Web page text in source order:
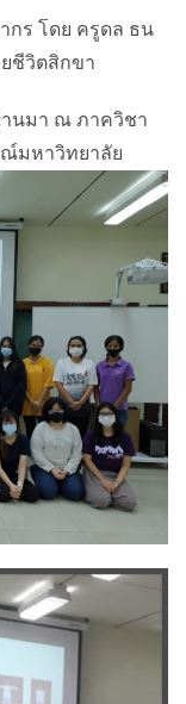
กร โดย ครูดล ธน
ชีวิตสิกขา
นมา ณ ภาควิชา
มหาวิทยาลัย